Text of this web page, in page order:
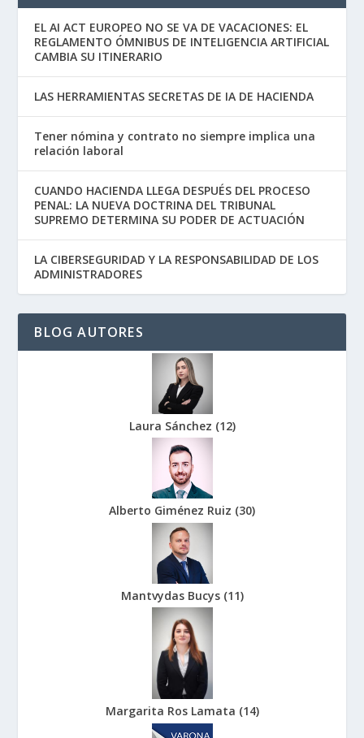
EL AI ACT EUROPEO NO SE VA DE VACACIONES: EL
REGLAMENTO ÓMNIBUS DE INTELIGENCIA ARTIFICIAL
CAMBIA SU ITINERARIO
LAS HERRAMIENTAS SECRETAS DE IA DE HACIENDA
Tener nómina y contrato no siempre implica una
relación laboral
CUANDO HACIENDA LLEGA DESPUÉS DEL PROCESO
PENAL: LA NUEVA DOCTRINA DEL TRIBUNAL
SUPREMO DETERMINA SU PODER DE ACTUACIÓN
LA CIBERSEGURIDAD Y LA RESPONSABILIDAD DE LOS
ADMINISTRADORES
BLOG AUTORES
Laura Sánchez (12)
Alberto Giménez Ruiz (30)
Mantvydas Bucys (11)
Margarita Ros Lamata (14)